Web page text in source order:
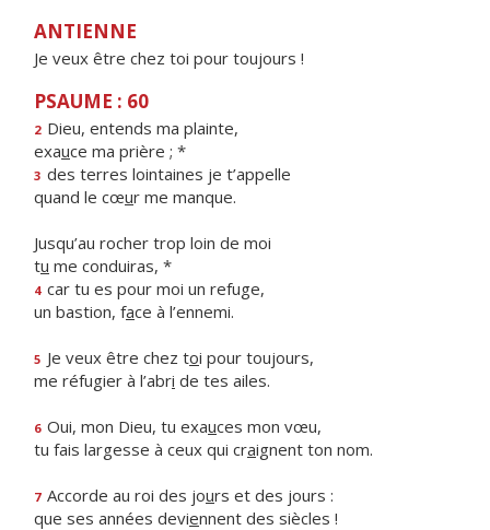
ANTIENNE
Je veux être chez toi pour toujours !
PSAUME : 60
2 Dieu, entends ma plainte,
exauce ma prière ; *
3 des terres lointaines je t’appelle
quand le cœur me manque.
Jusqu’au rocher trop loin de moi
tu me conduiras, *
4 car tu es pour moi un refuge,
un bastion, face à l’ennemi.
5 Je veux être chez toi pour toujours,
me réfugier à l’abri de tes ailes.
6 Oui, mon Dieu, tu exauces mon vœu,
tu fais largesse à ceux qui craignent ton nom.
7 Accorde au roi des jours et des jours :
que ses années deviennent des siècles !